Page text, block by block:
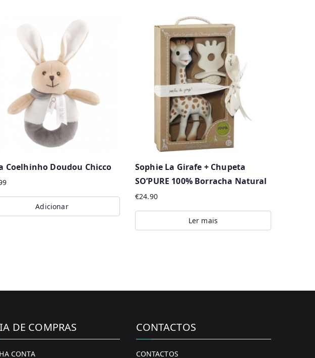
Coelhinho Doudou Chicco
Adicionar
Sophie La Girafe + Chupeta
SO’PURE 100% Borracha Natural
€24.90
Ler mais
DE COMPRAS
CONTA
CONTACTOS
CONTACTOS